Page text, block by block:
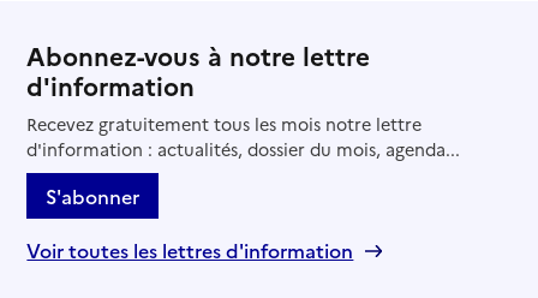
Abonnez-vous à notre lettre
d'information
Recevez gratuitement tous les mois notre lettre
d'information : actualités, dossier du mois, agenda...
S'abonner
Voir toutes les lettres d'information